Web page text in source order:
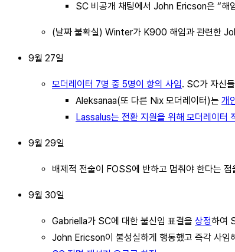
SC 비공개 채팅에서 John Ericson은 “해
(날짜 불확실) Winter가 K900 해임과 관련한
9월 27일
모더레이터 7명 중 5명이 항의 사임. SC가 자신
Aleksanaa(또 다른 Nix 모더레이터)는 개
Lassalus는 전환 지원을 위해 모더레이터
9월 29일
배제적 전술이 FOSS에 반하고 멈춰야 한다는 점
9월 30일
Gabriella가 SC에 대한 불신임 표결을 상정하여
John Ericson이 불성실하게 행동했고 즉각 사임